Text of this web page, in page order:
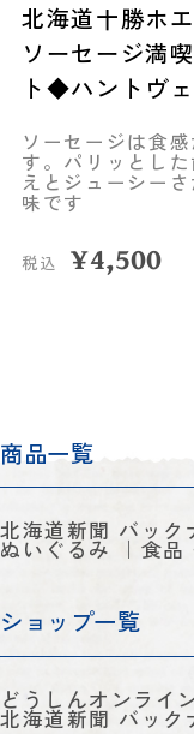
北海道十勝ホ
ソーセージ満
ト◆ハントヴ
ソーセージは食
す。パリッとした
えとジューシー
味です
税込 ¥4,500
商品一覧
北海道新聞 バック
ぬいぐるみ 食品
ショップ一覧
どうしんオンライ
北海道新聞 バック